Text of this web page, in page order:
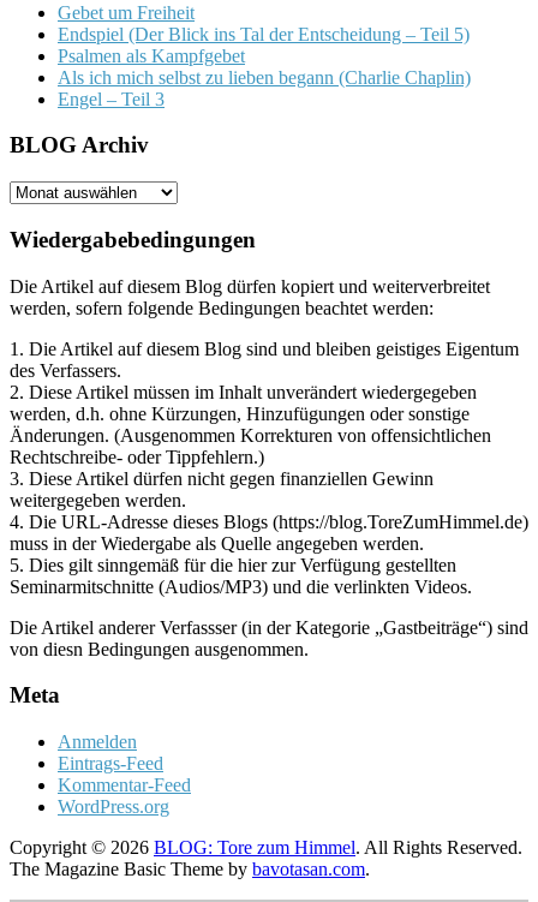
Gebet um Freiheit
Endspiel (Der Blick ins Tal der Entscheidung – Teil 5)
Psalmen als Kampfgebet
Als ich mich selbst zu lieben begann (Charlie Chaplin)
Engel – Teil 3
BLOG Archiv
BLOG
Wiedergabebedingungen
Die Artikel auf diesem Blog dürfen kopiert und weiterverbreitet
werden, sofern folgende Bedingungen beachtet werden:
1. Die Artikel auf diesem Blog sind und bleiben geistiges Eigentum
des Verfassers.
2. Diese Artikel müssen im Inhalt unverändert wiedergegeben
werden, d.h. ohne Kürzungen, Hinzufügungen oder sonstige
Änderungen. (Ausgenommen Korrekturen von offensichtlichen
Rechtschreibe- oder Tippfehlern.)
3. Diese Artikel dürfen nicht gegen finanziellen Gewinn
weitergegeben werden.
4. Die URL-Adresse dieses Blogs (https://blog.ToreZumHimmel.de)
muss in der Wiedergabe als Quelle angegeben werden.
5. Dies gilt sinngemäß für die hier zur Verfügung gestellten
Seminarmitschnitte (Audios/MP3) und die verlinkten Videos.
Die Artikel anderer Verfassser (in der Kategorie „Gastbeiträge“) sind
von diesn Bedingungen ausgenommen.
Meta
Anmelden
Eintrags-Feed
Kommentar-Feed
WordPress.org
Copyright © 2026 BLOG: Tore zum Himmel. All Rights Reserved.
The Magazine Basic Theme by bavotasan.com.